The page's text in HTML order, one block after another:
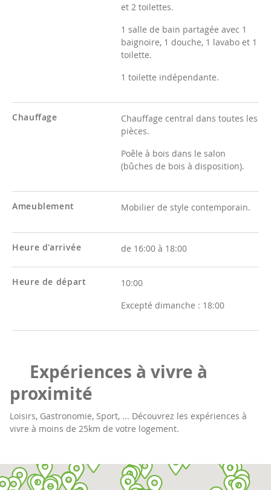
et 2 toilettes.
1 salle de bain partagée avec 1
baignoire, 1 douche, 1 lavabo et 1
toilette.
1 toilette indépendante.
Chauffage
Chauffage central dans toutes les
pièces.
Poêle à bois dans le salon
(bûches de bois à disposition).
Ameublement Mobilier de style contemporain.
Heure d'arrivée de 16:00 à 18:00
Heure de départ
10:00
Excepté dimanche : 18:00
Expériences à vivre à
proximité
Loisirs, Gastronomie, Sport, ... Découvrez les expériences à
vivre à moins de 25km de votre logement.